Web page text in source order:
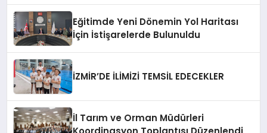
Eğitimde Yeni Dönemin Yol Haritası
İçin İstişarelerde Bulunuldu
İZMİR’DE İLİMİZİ TEMSİL EDECEKLER
İl Tarım ve Orman Müdürleri